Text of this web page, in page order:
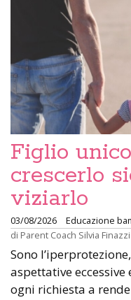
Figlio
crescerlo
viziarlo
03/08/2026
Educazione
di Parent Coach Silvia Finazzi
Sono
aspettative
ogni richiesta a